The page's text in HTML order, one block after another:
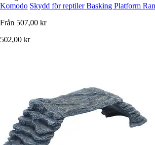
Komodo Skydd för reptiler Basking Platform
Från 507,00 kr
502,00 kr